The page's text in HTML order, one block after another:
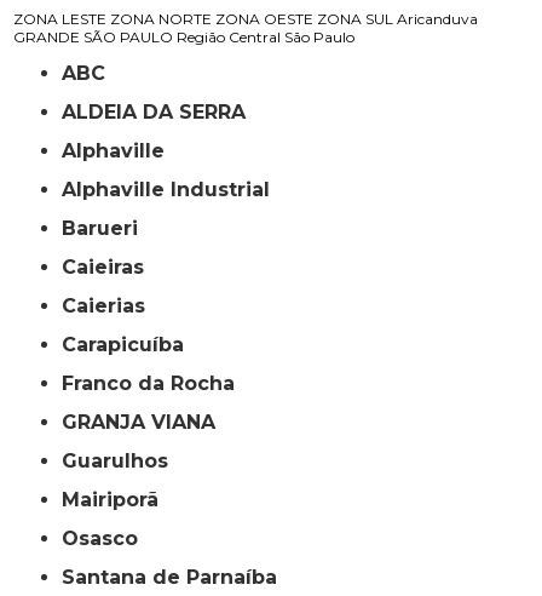
ZONA LESTE ZONA NORTE ZONA OESTE ZONA SUL Aricanduva
GRANDE SÃO PAULO Região Central São Paulo
ABC
ALDEIA DA SERRA
Alphaville
Alphaville Industrial
Barueri
Caieiras
Caierias
Carapicuíba
Franco da Rocha
GRANJA VIANA
Guarulhos
Mairiporã
Osasco
Santana de Parnaíba